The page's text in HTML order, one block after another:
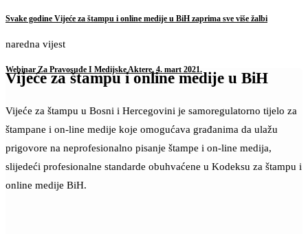
Svake godine Vijeće za štampu i online medije u BiH zaprima sve više žalbi
naredna vijest
Webinar Za Pravosuđe I Medijske Aktere, 4. mart 2021.
Vijeće za štampu i online medije u BiH
Vijeće za štampu u Bosni i Hercegovini je samoregulatorno tijelo za
štampane i on-line medije koje omogućava građanima da ulažu
prigovore na neprofesionalno pisanje štampe i on-line medija,
slijedeći profesionalne standarde obuhvaćene u Kodeksu za štampu i
online medije BiH.